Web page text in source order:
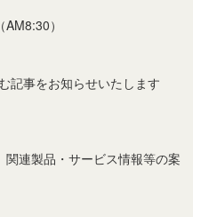
）
記事をお知らせいたします
関連製品・サービス情報等の案